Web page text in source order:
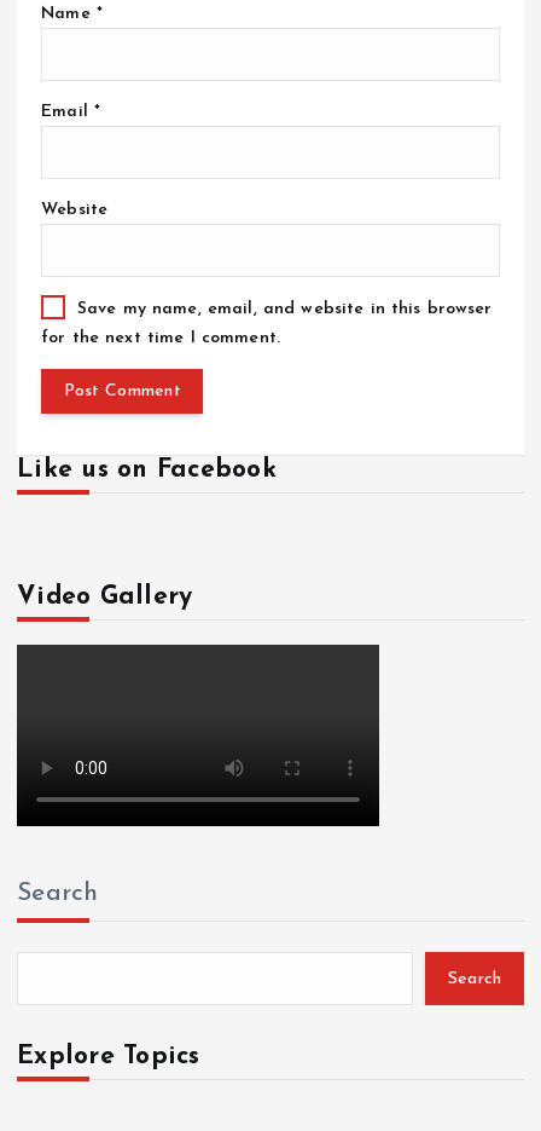
Name *
Email *
Website
Save my name, email, and website in this browser
for the next time I comment.
Like us on Facebook
Video Gallery
Search
Search
Explore Topics